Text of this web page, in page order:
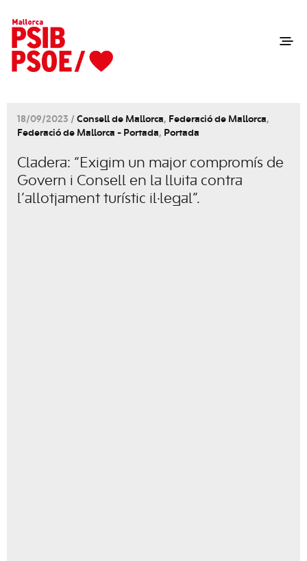
18/09/2023 / Consell de Mallorca, Federació de Mallorca,
Federació de Mallorca - Portada, Portada
Cladera: “Exigim un major compromís de
Govern i Consell en la lluita contra
l’allotjament turístic il·legal”.